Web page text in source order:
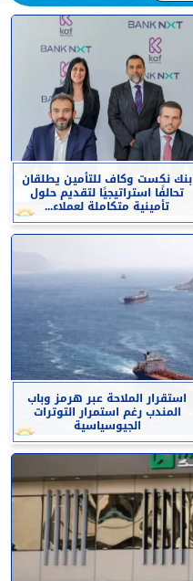
بنك نكست وكاف للتأمين يطلقان
تحالفًا استراتيجيًا لتقديم حلول
تأمينية متكاملة لعملاء...
استقرار الملاحة عبر هرمز وباب
المندب رغم استمرار التوترات
الجيوسياسية